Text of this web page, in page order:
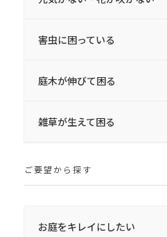
害虫に困っている
庭木が伸びて困る
雑草が生えて困る
ご要望から探す
お庭をキレイにしたい